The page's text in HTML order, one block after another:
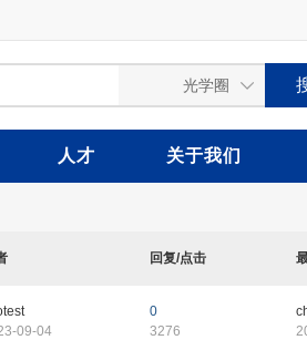
人才 关于我们
回复/点击
09-04
0
3276